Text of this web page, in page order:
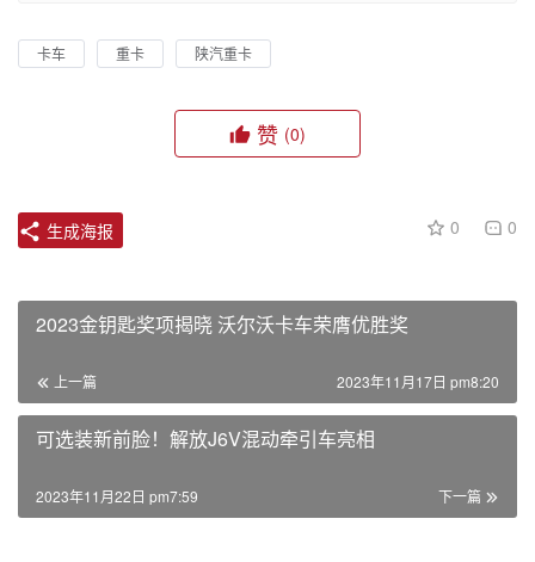
卡车 重卡 陕汽重卡
赞 (0)
0 0
生成海报
2023金钥匙奖项揭晓 沃尔沃卡车荣膺优胜奖
上一篇 2023年11月17日 pm8:20
可选装新前脸！解放J6V混动牵引车亮相
下一篇
2023年11月22日 pm7:59